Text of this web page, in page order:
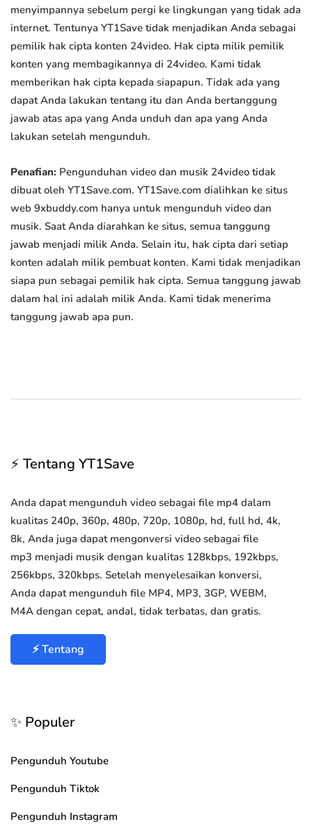
menyimpannya sebelum pergi ke lingkungan yang tidak ada
internet. Tentunya YT1Save tidak menjadikan Anda sebagai
pemilik hak cipta konten 24video. Hak cipta milik pemilik
konten yang membagikannya di 24video. Kami tidak
memberikan hak cipta kepada siapapun. Tidak ada yang
dapat Anda lakukan tentang itu dan Anda bertanggung
jawab atas apa yang Anda unduh dan apa yang Anda
lakukan setelah mengunduh.
Penafian: Pengunduhan video dan musik 24video tidak
dibuat oleh YT1Save.com. YT1Save.com dialihkan ke situs
web 9xbuddy.com hanya untuk mengunduh video dan
musik. Saat Anda diarahkan ke situs, semua tanggung
jawab menjadi milik Anda. Selain itu, hak cipta dari setiap
konten adalah milik pembuat konten. Kami tidak menjadikan
siapa pun sebagai pemilik hak cipta. Semua tanggung jawab
dalam hal ini adalah milik Anda. Kami tidak menerima
tanggung jawab apa pun.
⚡ Tentang YT1Save
Anda dapat mengunduh video sebagai file mp4 dalam
kualitas 240p, 360p, 480p, 720p, 1080p, hd, full hd, 4k,
8k, Anda juga dapat mengonversi video sebagai file
mp3 menjadi musik dengan kualitas 128kbps, 192kbps,
256kbps, 320kbps. Setelah menyelesaikan konversi,
Anda dapat mengunduh file MP4, MP3, 3GP, WEBM,
M4A dengan cepat, andal, tidak terbatas, dan gratis.
⚡ Tentang
✨ Populer
Pengunduh Youtube
Pengunduh Tiktok
Pengunduh Instagram